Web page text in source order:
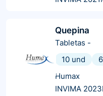
Quepina
Tabletas -
10 und
Humax
INVIMA